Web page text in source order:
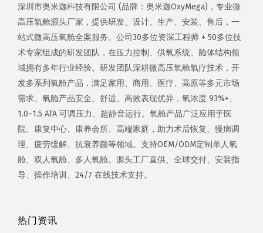
深圳市奥米迦科技有限公司 (品牌：奥米迦OxyMega)，专业微
高压氧舱源头厂家，提供研发、设计、生产、安装、售后，一
站式微高压氧舱全案服务。公司30多位资深工程师 + 50多位技
术专家组成的研发团队，在压力控制、供氧系统、舱体结构领
域拥有多年行业经验。研发团队深耕微高压氧舱氧疗技术，开
发多系列氧舱产品，满足家用、商用、医疗、高原等多元市场
需求。氧舱产品安全、舒适、高效表现优异，氧浓度 93%+、
1.0–1.5 ATA 可调压力、超静音运行。氧舱产品广泛应用于医
院、康复中心、康养会所、高端家庭，助力术后恢复、慢病调
理、疲劳缓解、抗衰养颜等领域。支持OEM/ODM定制单人氧
舱、双人氧舱、多人氧舱。源头工厂直供、全球交付、安装指
导、操作培训、24/7 在线技术支持。
热门资讯